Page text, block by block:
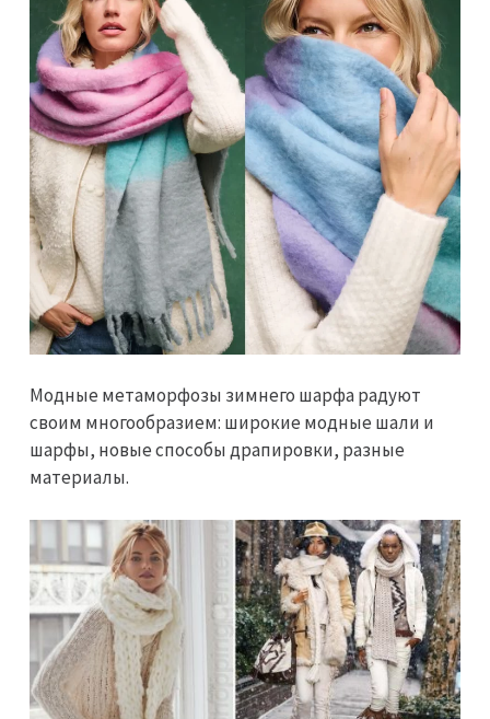
Модные метаморфозы зимнего шарфа радуют
своим многообразием: широкие модные шали и
шарфы, новые способы драпировки, разные
материалы.